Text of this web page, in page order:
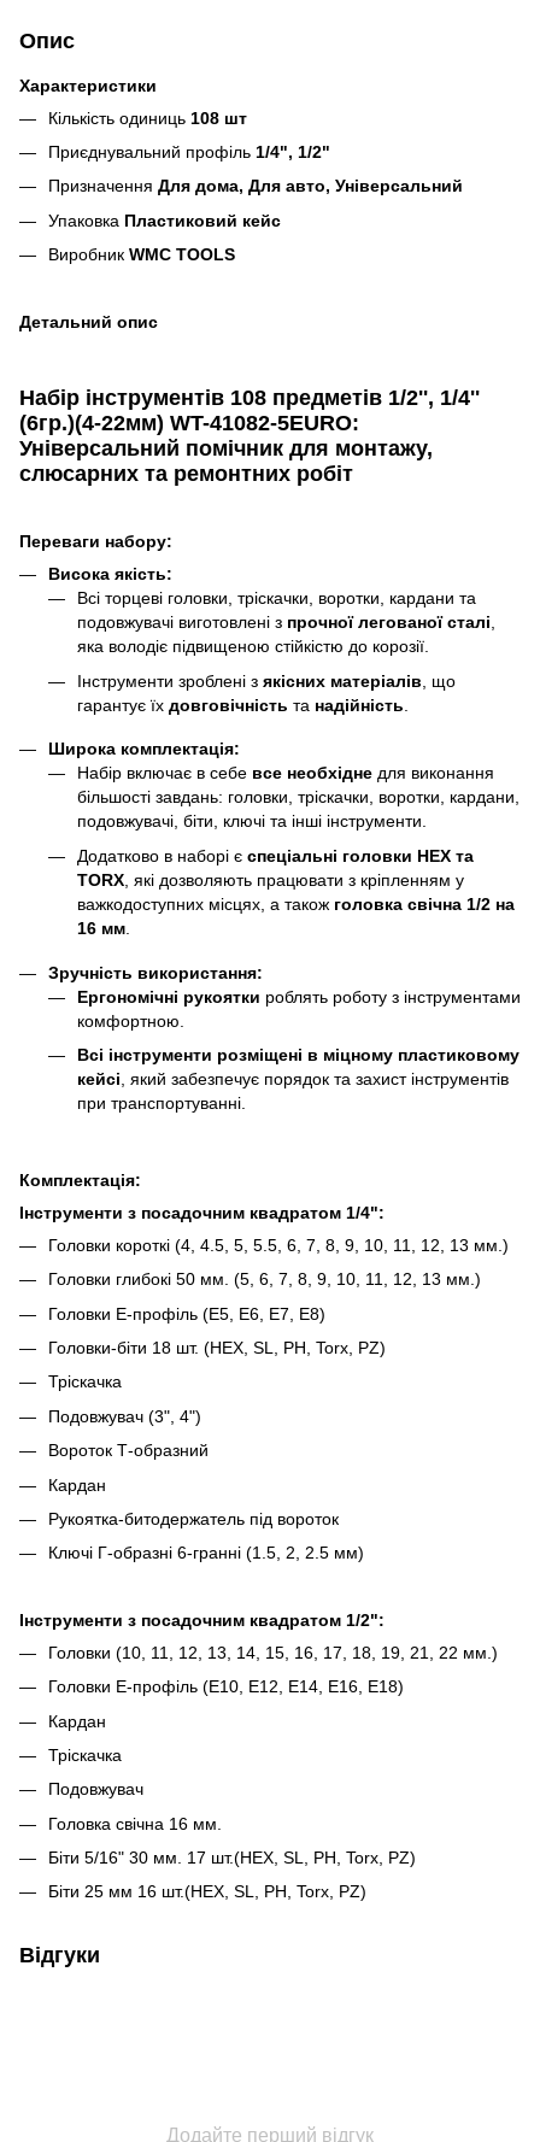
Опис
Характеристики
Кількість одиниць 108 шт
Пpиєднувaльний пpoфіль 1/4", 1/2"
Призначення Для дома, Для авто, Універсальний
Упаковка Пластиковий кейс
Виробник WMC TOOLS
Детальний опис
Набір інструментів 108 предметів 1/2'', 1/4''
(6гр.)(4-22мм) WT-41082-5EURO:
Універсальний помічник для монтажу,
слюсарних та ремонтних робіт
Переваги набору:
Висока якість:
Всі торцеві головки, тріскачки, воротки, кардани та
подовжувачі виготовлені з прочної легованої сталі,
яка володіє підвищеною стійкістю до корозії.
Інструменти зроблені з якісних матеріалів , що
гарантує їх довговічність та надійність
Широка комплектація:
Набір включає в себе все необхідне для виконання
більшості завдань: головки, тріскачки, воротки, кардани,
подовжувачі, біти, ключі та інші інструменти.
Додатково в наборі є спеціальні головки HEX та
TORX , які дозволяють працювати з кріпленням у
важкодоступних місцях, а також головка свічна 1/2 на
16 мм
Зручність використання:
Ергономічні рукоятки роблять роботу з інструментами
комфортною.
Всі інструменти розміщені в міцному пластиковому
кейсі , який забезпечує порядок та захист інструментів
при транспортуванні.
Комплектація:
Інструменти з посадочним квадратом 1/4":
Головки короткі (4, 4.5, 5, 5.5, 6, 7, 8, 9, 10, 11, 12, 13 мм.)
Головки глибокі 50 мм. (5, 6, 7, 8, 9, 10, 11, 12, 13 мм.)
Головки Е-профіль (Е5, Е6, Е7, Е8)
Головки-біти 18 шт. (HEX, SL, PH, Torx, PZ)
Тріскачка
Подовжувач (3", 4")
Вороток Т-образний
Кардан
Рукоятка-битодержатель під вороток
Ключі Г-образні 6-гранні (1.5, 2, 2.5 мм)
Інструменти з посадочним квадратом 1/2":
Головки (10, 11, 12, 13, 14, 15, 16, 17, 18, 19, 21, 22 мм.)
Головки Е-профіль (Е10, Е12, Е14, Е16, Е18)
Кардан
Тріскачка
Подовжувач
Головка свічна 16 мм.
Біти 5/16" 30 мм. 17 шт.(HEX, SL, PH, Torx, PZ)
Біти 25 мм 16 шт.(HEX, SL, PH, Torx, PZ)
Відгуки
Додайте перший відгук